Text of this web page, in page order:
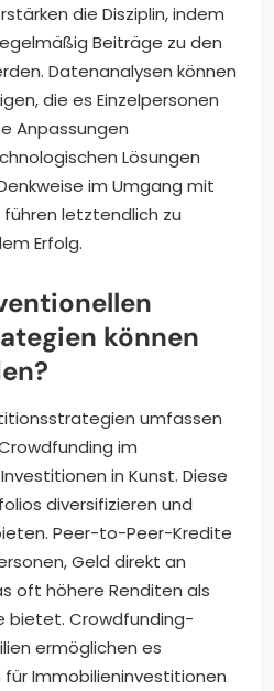
die Disziplin, indem
Beiträge zu den
Datenanalysen können
die es Einzelpersonen
Anpassungen
Lösungen
im Umgang mit
letztendlich zu
Erfolg.
können
umfassen
im
in Kunst. Diese
diversifizieren und
Peer-to-Peer-Kredite
Geld direkt an
oft höhere Renditen als
bietet. Crowdfunding-
ermöglichen es
für Immobilieninvestitionen